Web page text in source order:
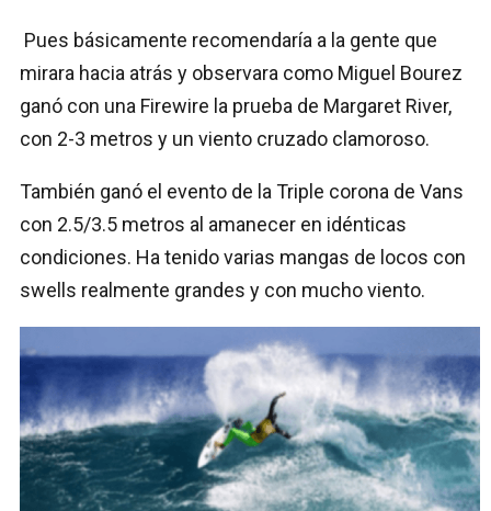
Pues básicamente recomendaría a la gente que
mirara hacia atrás y observara como Miguel Bourez
ganó con una Firewire la prueba de Margaret River,
con 2-3 metros y un viento cruzado clamoroso.
También ganó el evento de la Triple corona de Vans
con 2.5/3.5 metros al amanecer en idénticas
condiciones. Ha tenido varias mangas de locos con
swells realmente grandes y con mucho viento.